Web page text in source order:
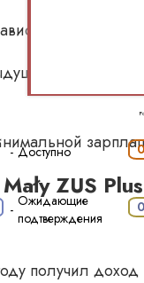
от дохода:
год
ZUS Plus
получил доход
- Доступно
- Ожидающие
подтверждения